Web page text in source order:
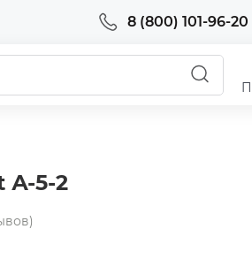
8 (800) 101-96-20
А-5-2